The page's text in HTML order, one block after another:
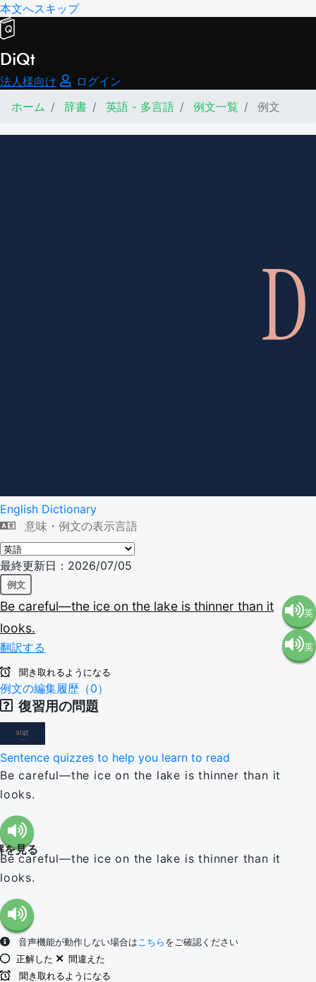
本文へスキップ
DiQt
法人様向け
ログイン
ホーム
辞書 英語 - 多言語 例文一覧 例文
English Dictionary
意味・例文の表示言語
最終更新日：2026/07/05
例文
Be careful—the ice on the lake is thinner than it
looks.
翻訳する
英
語（米
英
聞き取れるようになる
例文の編集履歴（0）
復習用の問題
Sentence quizzes to help you learn to read
Be careful—the ice on the lake is thinner than it
looks.
を見る
Be careful—the ice on the lake is thinner than it
looks.
音声機能が動作しない場合はこちら をご確認ください
正解した
間違えた
聞き取れるようになる